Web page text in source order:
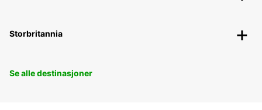
Storbritannia
Se alle destinasjoner